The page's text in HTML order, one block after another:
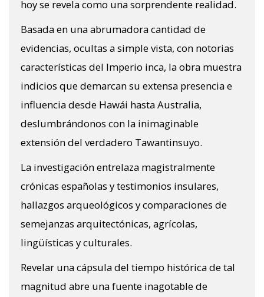
hoy se revela como una sorprendente realidad.
Basada en una abrumadora cantidad de
evidencias, ocultas a simple vista, con notorias
características del Imperio inca, la obra muestra
indicios que demarcan su extensa presencia e
influencia desde Hawái hasta Australia,
deslumbrándonos con la inimaginable
extensión del verdadero Tawantinsuyo.
La investigación entrelaza magistralmente
crónicas españolas y testimonios insulares,
hallazgos arqueológicos y comparaciones de
semejanzas arquitectónicas, agrícolas,
lingüísticas y culturales.
Revelar una cápsula del tiempo histórica de tal
magnitud abre una fuente inagotable de